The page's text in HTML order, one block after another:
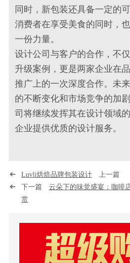
同时，新包装还具备一定的
消费者在享受美食的同时，
一份力量。
设计公司与客户的合作，不
升级案例，更是两家企业在
推广上的一次深度合作。未
的不断变化和市场竞争的加
司将继续发挥其在设计领域
企业提供优质的设计服务。
Luvli烘焙品牌包装设计上一篇
下一篇 云朵下的味觉盛宴：咖啡
赏